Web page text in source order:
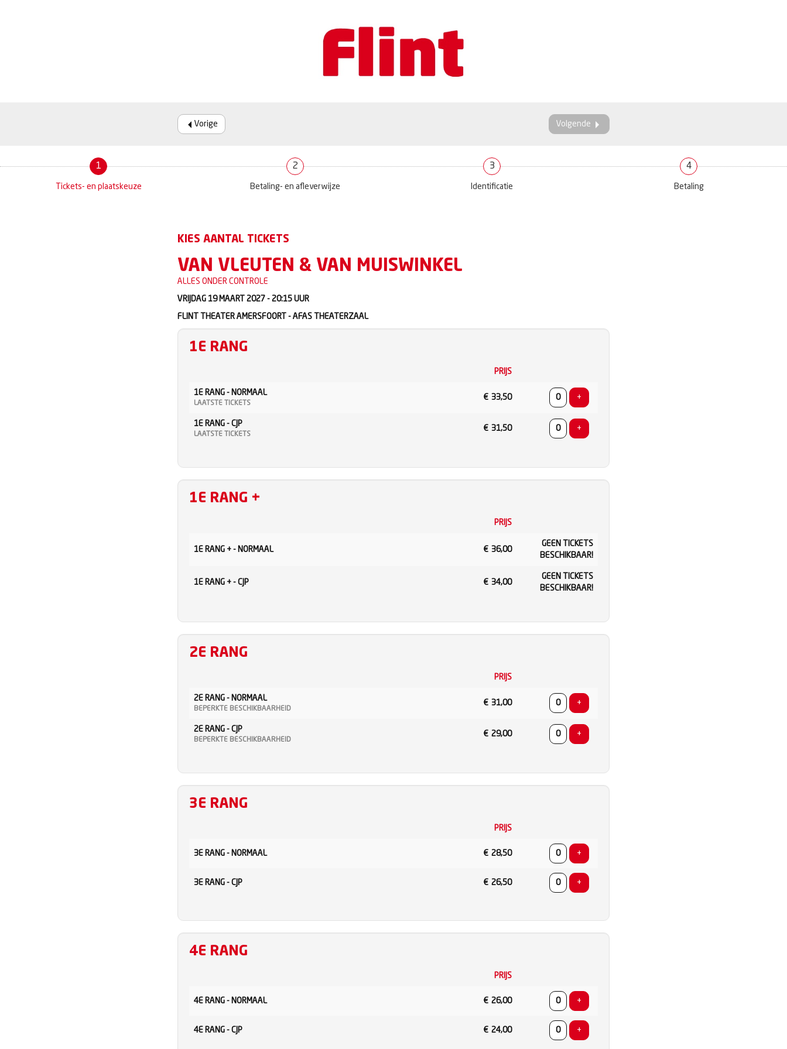
Vorige Volgende
1
Tickets- en plaatskeuze
2
Betaling- en afleverwijze
3
Identificatie
4
Betaling
KIES AANTAL TICKETS
VAN VLEUTEN & VAN MUISWINKEL
ALLES ONDER CONTROLE
VRIJDAG 19 MAART 2027 - 20:15 UUR
FLINT THEATER AMERSFOORT - AFAS THEATERZAAL
1E RANG
PRIJS
TICKETS
1E RANG - NORMAAL
LAATSTE TICKETS
€ 33,50 +
1E RANG - CJP
LAATSTE TICKETS
€ 31,50 +
1E RANG +
PRIJS
TICKETS
1E RANG + - NORMAAL
€ 36,00
GEEN TICKETS
BESCHIKBAAR!
1E RANG + - CJP € 34,00
GEEN TICKETS
BESCHIKBAAR!
2E RANG
PRIJS
TICKETS
2E RANG - NORMAAL
BEPERKTE BESCHIKBAARHEID
€ 31,00 +
2E RANG - CJP
BEPERKTE BESCHIKBAARHEID
€ 29,00 +
3E RANG
PRIJS
TICKETS
3E RANG - NORMAAL
€ 28,50 +
3E RANG - CJP € 26,50 +
4E RANG
PRIJS
TICKETS
4E RANG - NORMAAL
€ 26,00 +
4E RANG - CJP € 24,00 +